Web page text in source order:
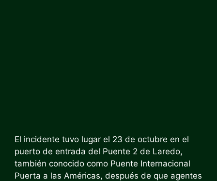
El incidente tuvo lugar el 23 de octubre en el
puerto de entrada del Puente 2 de Laredo,
también conocido como Puente Internacional
Puerta a las Américas, después de que agentes